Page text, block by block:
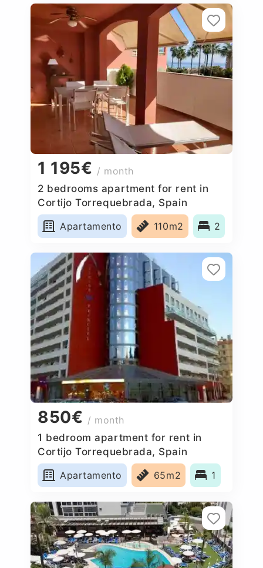
1 195€ / month
2 bedrooms apartment for rent in
Cortijo Torrequebrada, Spain
Apartamento
110m2 2
850€ / month
1 bedroom apartment for rent in
Cortijo Torrequebrada, Spain
Apartamento
65m2 1